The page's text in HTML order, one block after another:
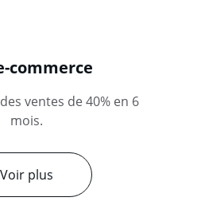
commerce
ventes de 40% en 6
mois.
Voir plus